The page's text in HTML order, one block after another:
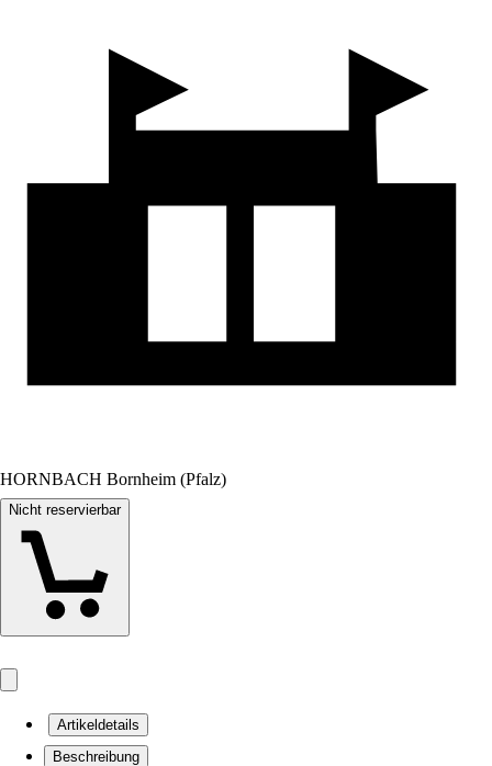
HORNBACH Bornheim (Pfalz)
Nicht reservierbar
Artikeldetails
Beschreibung